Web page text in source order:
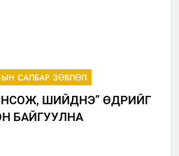
ЫН САЛБАР ЗӨВЛӨЛ
ШИЙДНЭ” ӨДРИЙГ
БАЙГУУЛНА